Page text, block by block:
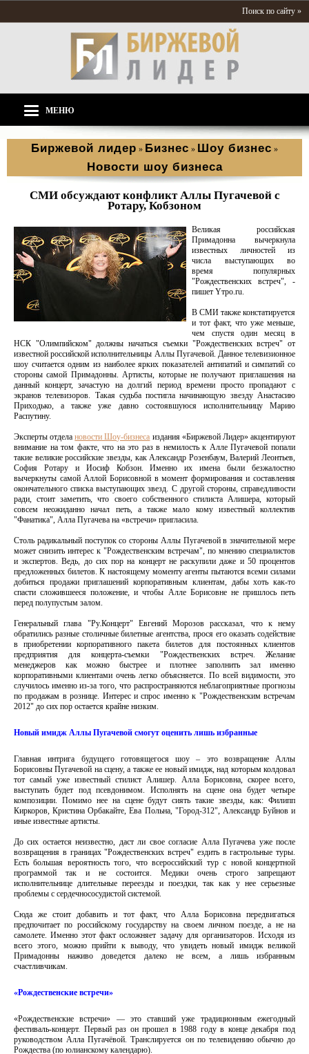
Поиск по сайту »
МЕНЮ
Биржевой лидер » Бизнес » Шоу бизнес »
Новости шоу бизнеса
СМИ обсуждают конфликт Аллы Пугачевой с
Ротару, Кобзоном
Великая российская
Примадонна вычеркнула
известных личностей из
числа выступающих во
время популярных
"Рождественских встреч", -
пишет Yтро.ru.
В СМИ также констатируется
и тот факт, что уже меньше,
чем спустя один месяц в
НСК "Олимпийском" должны начаться съемки "Рождественских встреч" от
известной российской исполнительницы Аллы Пугачевой. Данное телевизионное
шоу считается одним из наиболее ярких показателей антипатий и симпатий со
стороны самой Примадонны. Артисты, которые не получают приглашения на
данный концерт, зачастую на долгий период времени просто пропадают с
экранов телевизоров. Такая судьба постигла начинающую звезду Анастасию
Приходько, а также уже давно состоявшуюся исполнительницу Марию
Распутину.
Эксперты отделановости Шоу-бизнеса издания «Биржевой Лидер» акцентируют
внимание на том факте, что на это раз в немилость к Алле Пугачевой попали
такие великие российские звезды, как Александр Розенбаум, Валерий Леонтьев,
София Ротару и Иосиф Кобзон. Именно их имена были безжалостно
вычеркнуты самой Аллой Борисовной в момент формирования и составления
окончательного списка выступающих звезд. С другой стороны, справедливости
ради, стоит заметить, что своего собственного стилиста Алишера, который
совсем неожиданно начал петь, а также мало кому известный коллектив
"Фанатика", Алла Пугачева на «встречи» пригласила.
Столь радикальный поступок со стороны Аллы Пугачевой в значительной мере
может снизить интерес к "Рождественским встречам", по мнению специалистов
и экспертов. Ведь, до сих пор на концерт не раскупили даже и 50 процентов
предложенных билетов. К настоящему моменту агенты пытаются всеми силами
добиться продажи приглашений корпоративным клиентам, дабы хоть как-то
спасти сложившееся положение, и чтобы Алле Борисовне не пришлось петь
перед полупустым залом.
Генеральный глава "Ру.Концерт" Евгений Морозов рассказал, что к нему
обратились разные столичные билетные агентства, прося его оказать содействие
в приобретении корпоративного пакета билетов для постоянных клиентов
предприятия для концерта-съемки "Рождественских встреч. Желание
менеджеров как можно быстрее и плотнее заполнить зал именно
корпоративными клиентами очень легко объясняется. По всей видимости, это
случилось именно из-за того, что распространяются неблагоприятные прогнозы
по продажам в рознице. Интерес и спрос именно к "Рождественским встречам
2012" до сих пор остается крайне низким.
Новый имидж Аллы Пугачевой смогут оценить лишь избранные
Главная интрига будущего готовящегося шоу – это возвращение Аллы
Борисовны Пугачевой на сцену, а также ее новый имидж, над которым колдовал
тот самый уже известный стилист Алишер. Алла Борисовна, скорее всего,
выступать будет под псевдонимом. Исполнять на сцене она будет четыре
композиции. Помимо нее на сцене будут сиять такие звезды, как: Филипп
Киркоров, Кристина Орбакайте, Ева Польна, "Город-312", Александр Буйнов и
иные известные артисты.
До сих остается неизвестно, даст ли свое согласие Алла Пугачева уже после
возвращения в границах "Рождественских встреч" ездить в гастрольные туры.
Есть большая вероятность того, что всероссийский тур с новой концертной
программой так и не состоится. Медики очень строго запрещают
исполнительнице длительные переезды и поездки, так как у нее серьезные
проблемы с сердечнососудистой системой.
Сюда же стоит добавить и тот факт, что Алла Борисовна передвигаться
предпочитает по российскому государству на своем личном поезде, а не на
самолете. Именно этот факт осложняет задачу для организаторов. Исходя из
всего этого, можно прийти к выводу, что увидеть новый имидж великой
Примадонны наживо доведется далеко не всем, а лишь избранным
счастливчикам.
«Рождественские встречи»
«Рождественские встречи» — это ставший уже традиционным ежегодный
фестиваль-концерт. Первый раз он прошел в 1988 году в конце декабря под
руководством Алла Пугачёвой. Транслируется он по телевидению обычно до
Рождества (по юлианскому календарю).